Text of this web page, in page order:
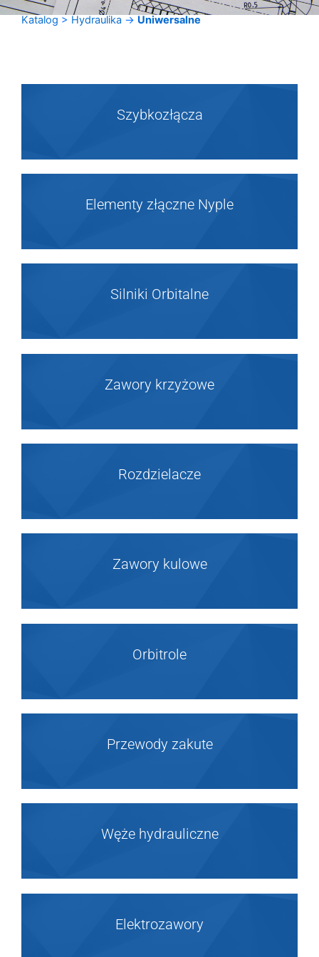
Katalog > Hydraulika -> Uniwersalne
Szybkozłącza
Elementy złączne Nyple
Silniki Orbitalne
Zawory krzyżowe
Rozdzielacze
Zawory kulowe
Orbitrole
Przewody zakute
Węże hydrauliczne
Elektrozawory